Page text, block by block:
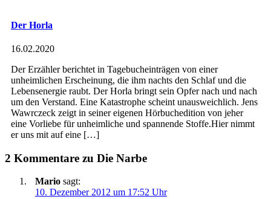
Der Horla
16.02.2020
Der Erzähler berichtet in Tagebucheinträgen von einer
unheimlichen Erscheinung, die ihm nachts den Schlaf und die
Lebensenergie raubt. Der Horla bringt sein Opfer nach und nach
um den Verstand. Eine Katastrophe scheint unausweichlich. Jens
Wawrczeck zeigt in seiner eigenen Hörbuchedition von jeher
eine Vorliebe für unheimliche und spannende Stoffe.Hier nimmt
er uns mit auf eine […]
2 Kommentare zu Die Narbe
Mario sagt:
10. Dezember 2012 um 17:52 Uhr